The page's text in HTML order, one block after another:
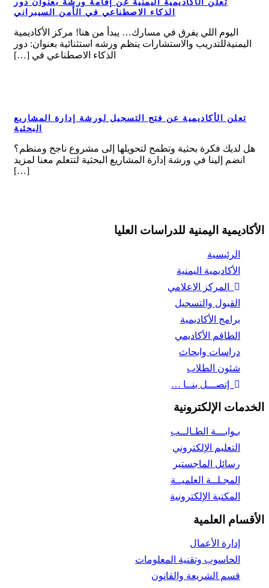
تعلن الأكاديمية اليمنية عن إقامة ورشة
بعنوان دور الذكاء الاصطناعي في الأمن
السيبراني
تعلن الأكاديمية اليمنية عن إقامة ورشة بعنوان دور
الذكاء الاصطناعي في الأمن السيبراني
اليوم اللي يفرق في مسارك… يبدأ من هنا! مركز الأكاديمية
اليمنيةللتدريب والاستشارات ينظم ورشه استثنائية بعنوان: دور
الذكاء الاصطناعي في […]
تعلن الأكاديمية عن فتح التسجيل لورشة إدارة
تعلن الأكاديمية عن فتح التسجيل لورشة إدارة المشاريع
البحثية
هل لديك فكرة بحثية وتطمح لتحويلها إلى مشروع ناجح ومنظم؟
انضم إلينا في ورشة إدارة المشاريع البحثية لتتعلم معنا لمزيد
[…]
الأكاديمية اليمنية للدراسات العليا
الرئيسية
الأكاديمية اليمنية
المركز الإعلامي
القبول والتسجيل
برامج الأكاديمية
الطاقم الأكاديمي
دراسات وابحاث
شئون الطلاب
إتصـــل بنــا …
الخدمات الإلكترونية
بـوابـــة الطـالــب
التعليم الإلكتروني
رسائل الماجستير
المجـلــة العلميــة
المكتبة الإلكترونية
الأقسام العلمية
إدارة الأعمال
الحاسوب وتقنية المعلومات
قسم الشريعة والقانون